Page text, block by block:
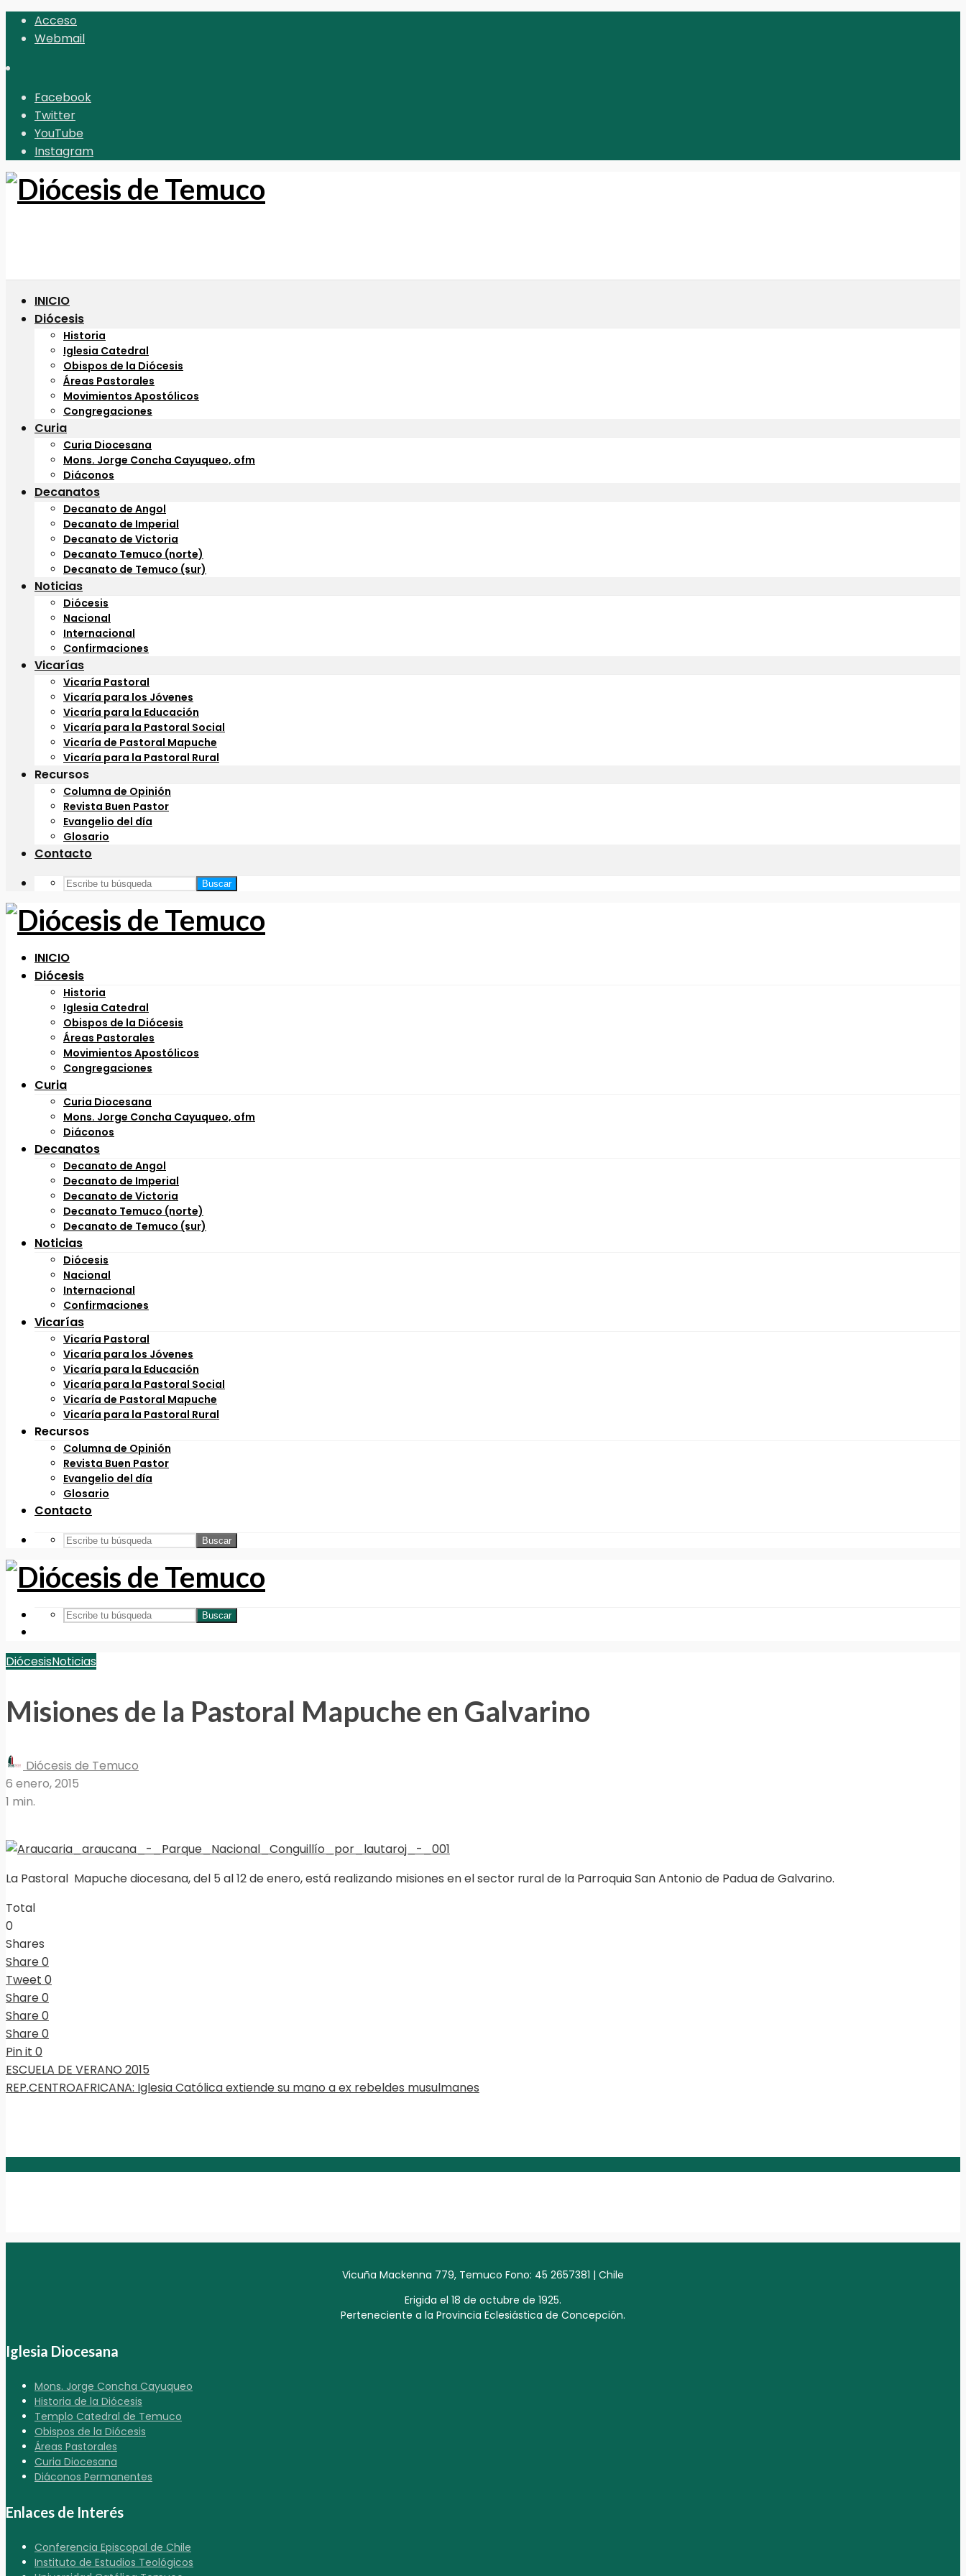
Acceso
Webmail
Facebook
Twitter
YouTube
Instagram
INICIO
Diócesis
Historia
Iglesia Catedral
Obispos de la Diócesis
Áreas Pastorales
Movimientos Apostólicos
Congregaciones
Curia
Curia Diocesana
Mons. Jorge Concha Cayuqueo, ofm
Diáconos
Decanatos
Decanato de Angol
Decanato de Imperial
Decanato de Victoria
Decanato Temuco (norte)
Decanato de Temuco (sur)
Noticias
Diócesis
Nacional
Internacional
Confirmaciones
Vicarías
Vicaría Pastoral
Vicaría para los Jóvenes
Vicaría para la Educación
Vicaría para la Pastoral Social
Vicaría de Pastoral Mapuche
Vicaría para la Pastoral Rural
Recursos
Columna de Opinión
Revista Buen Pastor
Evangelio del día
Glosario
Contacto
Buscar
INICIO
Diócesis
Historia
Iglesia Catedral
Obispos de la Diócesis
Áreas Pastorales
Movimientos Apostólicos
Congregaciones
Curia
Curia Diocesana
Mons. Jorge Concha Cayuqueo, ofm
Diáconos
Decanatos
Decanato de Angol
Decanato de Imperial
Decanato de Victoria
Decanato Temuco (norte)
Decanato de Temuco (sur)
Noticias
Diócesis
Nacional
Internacional
Confirmaciones
Vicarías
Vicaría Pastoral
Vicaría para los Jóvenes
Vicaría para la Educación
Vicaría para la Pastoral Social
Vicaría de Pastoral Mapuche
Vicaría para la Pastoral Rural
Recursos
Columna de Opinión
Revista Buen Pastor
Evangelio del día
Glosario
Contacto
Buscar
Buscar
DiócesisNoticias
Misiones de la Pastoral Mapuche en Galvarino
Diócesis de Temuco
6 enero, 2015
1 min.
La Pastoral Mapuche diocesana, del 5 al 12 de enero, está realizando misiones en el sector rural de la Parroquia San Antonio de Padua de Galvarino.
Total
0
Shares
Share0
Tweet 0
Share0
Share0
Share0
Pin it 0
ESCUELA DE VERANO 2015
REP.CENTROAFRICANA: Iglesia Católica extiende su mano a ex rebeldes musulmanes
Vicuña Mackenna 779, Temuco Fono: 45 2657381 | Chile
Erigida el 18 de octubre de 1925.
Perteneciente a la Provincia Eclesiástica de Concepción.
Iglesia Diocesana
Mons. Jorge Concha Cayuqueo
Historia de la Diócesis
Templo Catedral de Temuco
Obispos de la Diócesis
Áreas Pastorales
Curia Diocesana
Diáconos Permanentes
Enlaces de Interés
Conferencia Episcopal de Chile
Instituto de Estudios Teológicos